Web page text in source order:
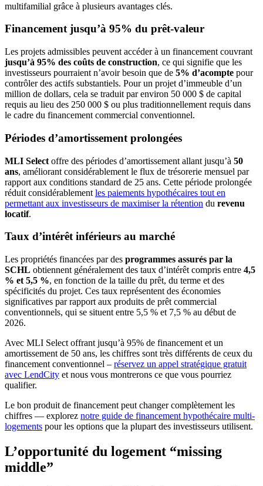
multifamilial grâce à plusieurs avantages clés.
Financement jusqu’à 95% du prêt-valeur
Les projets admissibles peuvent accéder à un financement couvrant
jusqu’à 95% des coûts de construction, ce qui signifie que les
investisseurs pourraient n’avoir besoin que de 5% d’acompte pour
contrôler des actifs substantiels. Pour un projet d’immeuble d’un
million de dollars, cela se traduit par environ 50 000 $ de capital
requis au lieu des 250 000 $ ou plus traditionnellement requis dans
le cadre du financement commercial conventionnel.
Périodes d’amortissement prolongées
MLI Select offre des périodes d’amortissement allant jusqu’à 50
ans, améliorant considérablement le flux de trésorerie mensuel par
rapport aux conditions standard de 25 ans. Cette période prolongée
réduit considérablement les paiements hypothécaires tout en
permettant aux investisseurs de maximiser la rétention du revenu
locatif.
Taux d’intérêt inférieurs au marché
Les propriétés financées par des programmes assurés par la
SCHL obtiennent généralement des taux d’intérêt compris entre 4,5
% et 5,5 %, en fonction de la taille du prêt, du terme et des
spécificités du projet. Ces taux représentent des économies
significatives par rapport aux produits de prêt commercial
conventionnels, qui se situent entre 5,5 % et 7,5 % au début de
2026.
Avec MLI Select offrant jusqu’à 95% de financement et un
amortissement de 50 ans, les chiffres sont très différents de ceux du
financement conventionnel – réservez un appel stratégique gratuit
avec LendCity et nous vous montrerons ce que vous pourriez
qualifier.
Le bon produit de financement peut changer complètement les
chiffres — explorez notre guide de financement hypothécaire multi-
logements pour les options que la plupart des investisseurs utilisent.
L’opportunité du logement “missing
middle”